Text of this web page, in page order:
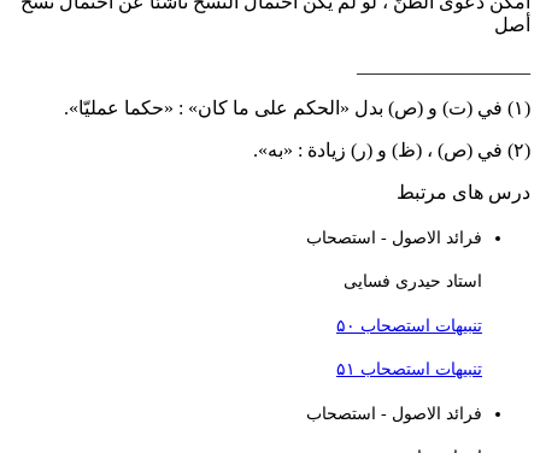
های مرتبط
فرائد الاصول - استصحاب
استاد حیدری فسایی
تنبیهات استصحاب ۵۰
تنبیهات استصحاب ۵۱
فرائد الاصول - استصحاب